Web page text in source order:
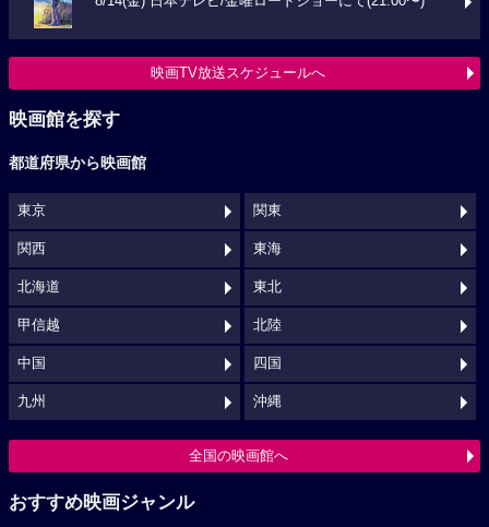
映画TV放送スケジュールへ
映画館を探す
都道府県から映画館
東京 関東
関西 東海
北海道 東北
甲信越 北陸
中国 四国
九州 沖縄
全国の映画館へ
おすすめ映画ジャンル